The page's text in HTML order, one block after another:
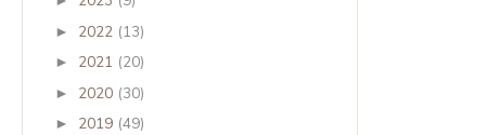
► 2022 (13)
► 2021 (20)
► 2020 (30)
► 2019 (49)